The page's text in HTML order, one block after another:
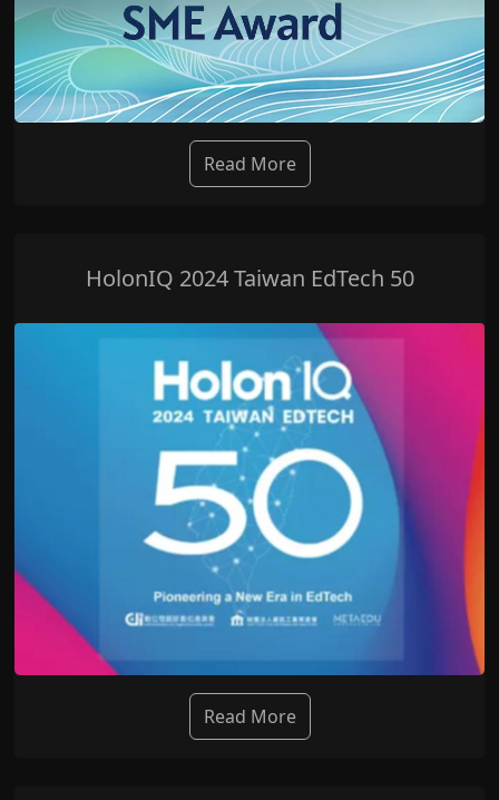
Read More
HolonIQ 2024 Taiwan EdTech 50
Read More